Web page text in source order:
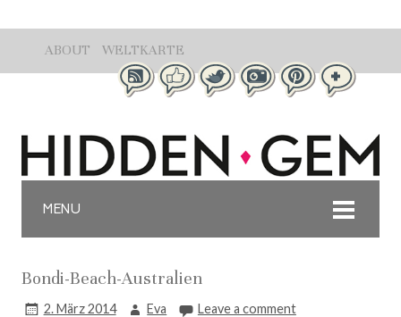
ABOUT WELTKARTE
MENU
Bondi-Beach-Australien
2. März 2014 Eva Leave a comment